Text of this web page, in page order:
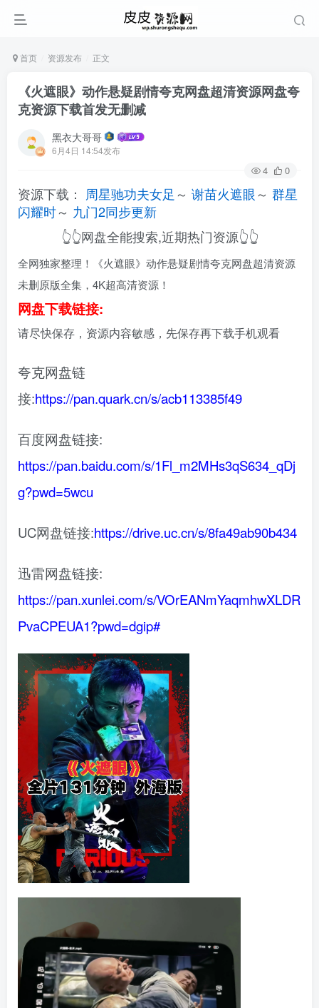
首页 资源发布 正文
《火遮眼》动作悬疑剧情夸克网盘超清资源网盘夸
克资源下载首发无删减
黑衣大哥哥
6月4日 14:54发布
4 0
资源下载： 周星驰功夫女足 ～ 谢苗火遮眼～ 群星
闪耀时～ 九门2同步更新
👆👆网盘全能搜索,近期热门资源👆👆
全网独家整理！《火遮眼》动作悬疑剧情夸克网盘超清资源
未删原版全集，4K超高清资源！
网盘下载链接:
请尽快保存，资源内容敏感，先保存再下载手机观看
夸克网盘链
接:https://pan.quark.cn/s/acb113385f49
百度网盘链接:
https://pan.baidu.com/s/1Fl_m2MHs3qS634_qDj
g?pwd=5wcu
UC网盘链接:https://drive.uc.cn/s/8fa49ab90b434
迅雷网盘链接:
https://pan.xunlei.com/s/VOrEANmYaqmhwXLDR
PvaCPEUA1?pwd=dgip#